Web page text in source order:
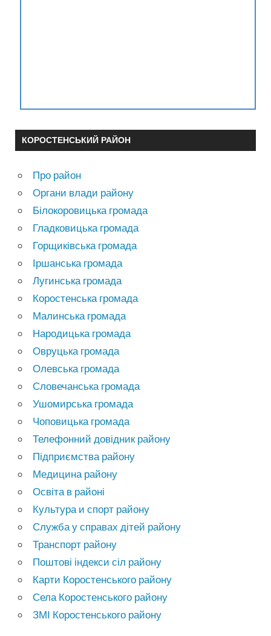
КОРОСТЕНСЬКИЙ РАЙОН
Про район
Органи влади району
Білокоровицька громада
Гладковицька громада
Горщиківська громада
Іршанська громада
Лугинська громада
Коростенська громада
Малинська громада
Народицька громада
Овруцька громада
Олевська громада
Словечанська громада
Ушомирська громада
Чоповицька громада
Телефонний довідник району
Підприємства району
Медицина району
Освіта в районі
Культура и спорт району
Служба у справах дітей району
Транспорт району
Поштові індекси сіл району
Карти Коростенського району
Села Коростенського району
ЗМІ Коростенського району